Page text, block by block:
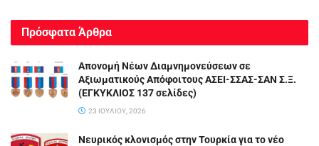
Πρόσφατα Άρθρα
Απονομή Νέων Διαμνημονεύσεων σε
Αξιωματικούς Απόφοιτους ΑΣΕΙ-ΣΣΑΣ-ΣΑΝ Σ.Ξ.
(ΕΓΚΥΚΛΙΟΣ 137 σελίδες)
23 ΙΟΥΛΊΟΥ, 2026
Νευρικός κλονισμός στην Τουρκία για το νέο